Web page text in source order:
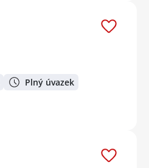
Plný úvazek